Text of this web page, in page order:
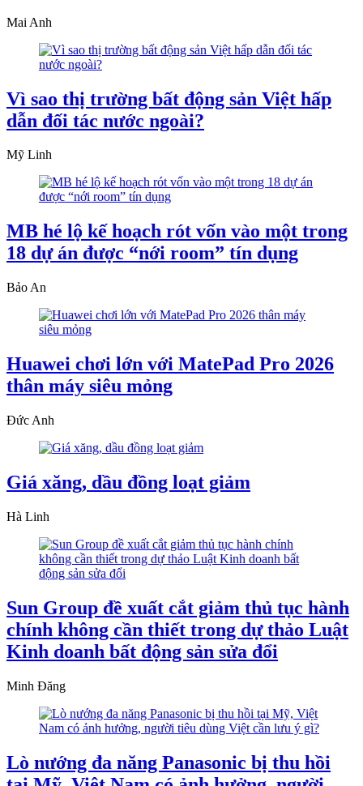
Mai Anh
Vì sao thị trường bất động sản Việt hấp
dẫn đối tác nước ngoài?
Mỹ Linh
MB hé lộ kế hoạch rót vốn vào một trong
18 dự án được “nới room” tín dụng
Bảo An
Huawei chơi lớn với MatePad Pro 2026
thân máy siêu mỏng
Đức Anh
Giá xăng, dầu đồng loạt giảm
Hà Linh
Sun Group đề xuất cắt giảm thủ tục hành
chính không cần thiết trong dự thảo Luật
Kinh doanh bất động sản sửa đổi
Minh Đăng
Lò nướng đa năng Panasonic bị thu hồi